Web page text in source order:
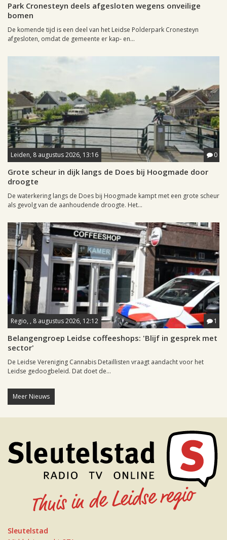
Park Cronesteyn deels afgesloten wegens onveilige
bomen
De komende tijd is een deel van het Leidse Polderpark Cronesteyn
afgesloten, omdat de gemeente er kap- en...
Leiden, 8 augustus 2026, 13:16 0
Grote scheur in dijk langs de Does bij Hoogmade door
droogte
De waterkering langs de Does bij Hoogmade kampt met een grote scheur
als gevolg van de aanhoudende droogte. Het...
Regio, , 8 augustus 2026, 12:12 1
Belangengroep Leidse coffeeshops: 'Blijf in gesprek met
sector'
De Leidse Vereniging Cannabis Detaillisten vraagt aandacht voor het
Leidse gedoogbeleid. Dat doet de...
Meer Nieuws
Sleutelstad